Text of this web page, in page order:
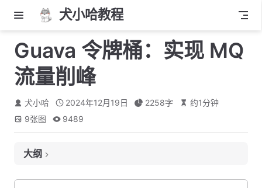
犬小哈教程
Guava 令牌桶：实现 MQ
流量削峰
犬小哈 2024年12月19日 2258字 约1分钟
9张图 9489
大纲